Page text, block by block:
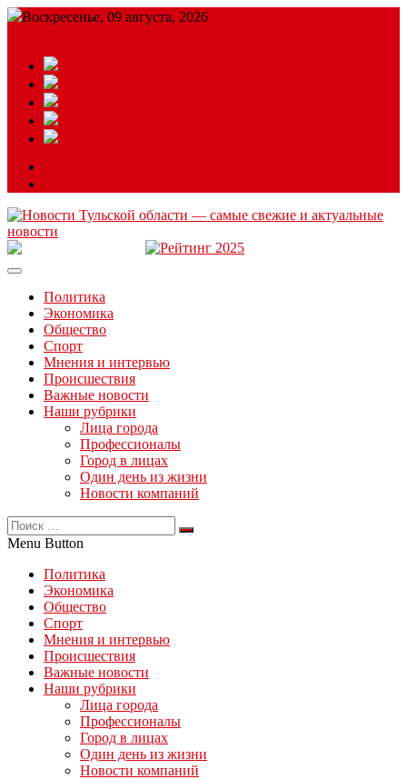
Воскресенье, 09 августа, 2026
Читайте последние новости дня в Тульской области на сайте
Политика
Экономика
Общество
Спорт
Мнения и интервью
Происшествия
Важные новости
Наши рубрики
Лица города
Профессионалы
Город в лицах
Один день из жизни
Новости компаний
Menu Button
Политика
Экономика
Общество
Спорт
Мнения и интервью
Происшествия
Важные новости
Наши рубрики
Лица города
Профессионалы
Город в лицах
Один день из жизни
Новости компаний